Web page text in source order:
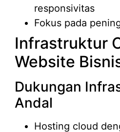
responsivitas
Fokus pada
Infrastruktur
Website
Dukungan
Andal
Hosting cloud